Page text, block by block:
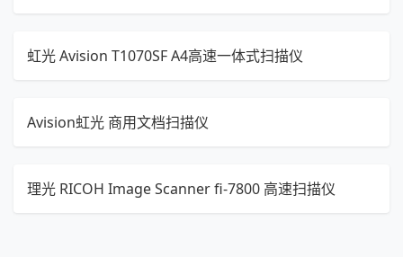
虹光 Avision T1070SF A4高速一体式扫描仪
Avision虹光 商用文档扫描仪
理光 RICOH Image Scanner fi-7800 高速扫描仪